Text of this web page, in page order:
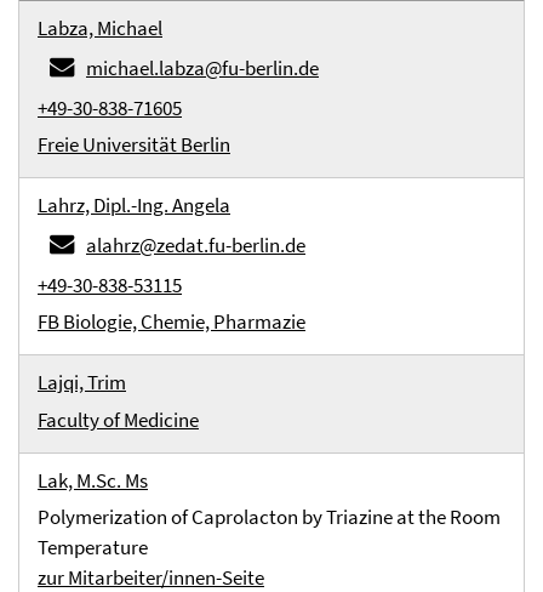
Labza, Michael
michael.labza@fu-berlin.de
+49-30-838-71605
Freie Universität Berlin
Lahrz, Dipl.-Ing. Angela
alahrz@zedat.fu-berlin.de
+49-30-838-53115
FB Biologie, Chemie, Pharmazie
Lajqi, Trim
Faculty of Medicine
Lak, M.Sc. Ms
Polymerization of Caprolacton by Triazine at the Room
Temperature
zur Mitarbeiter/innen-Seite